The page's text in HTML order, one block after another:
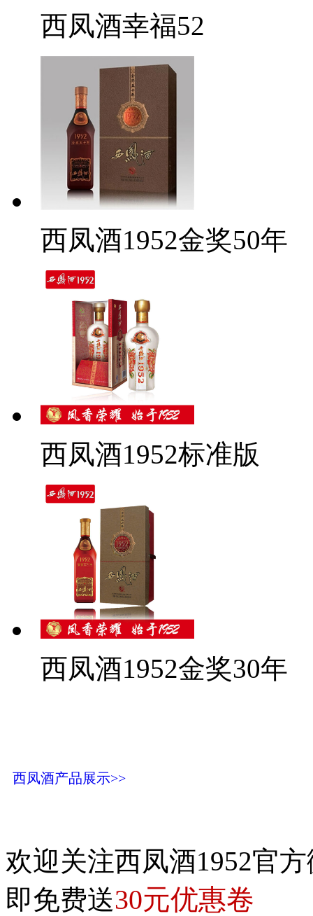
西凤酒幸福52
西凤酒1952金奖50年
西凤酒1952标准版
西凤酒1952金奖30年
西凤酒产品展示>>
欢迎关注西凤酒1952官
即免费送30元优惠卷